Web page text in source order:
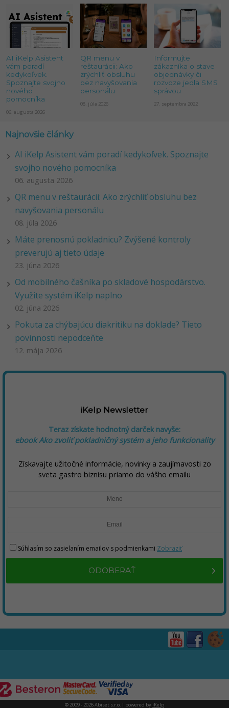
AI iKelp Asistent
vám poradí
kedykoľvek.
Spoznajte svojho
nového
pomocníka
06. augusta 2026
QR menu v
reštaurácii: Ako
zrýchliť obsluhu
bez navyšovania
personálu
08. júla 2026
Informujte
zákazníka o stave
objednávky či
rozvoze jedla SMS
správou
27. septembra 2022
Najnovšie články
AI iKelp Asistent vám poradí kedykoľvek. Spoznajte
svojho nového pomocníka
06. augusta 2026
QR menu v reštaurácii: Ako zrýchliť obsluhu bez
navyšovania personálu
08. júla 2026
Máte prenosnú pokladnicu? Zvýšené kontroly
preverujú aj tieto údaje
23. júna 2026
Od mobilného čašníka po skladové hospodárstvo.
Využite systém iKelp naplno
02. júna 2026
Pokuta za chýbajúcu diakritiku na doklade? Tieto
povinnosti nepodceňte
12. mája 2026
iKelp Newsletter
Teraz získate hodnotný darček navyše:
ebook Ako zvoliť pokladničný systém a jeho funkcionality
Získavajte užitočné informácie, novinky a zaujímavosti zo
sveta gastro biznisu priamo do vášho emailu
Súhlasím so zasielaním emailov s podmienkami Zobraziť
ODOBERAŤ
© 2009 - 2026 Abiset s.r.o. | powered by iKelp